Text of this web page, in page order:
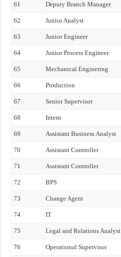
61 Deputy Branch Manager
62 Junior Analyst
63 Junior Engineer
64 Junior Process Engineer
65 Mechanical Enginering
66 Production
67 Senior Supervisor
68 Intern
69 Assistant Business Analyst
70 Assistant Controller
71 Assistant Controller
72 BPS
73 Change Agent
74 IT
75 Legal and Relations Analyst
76 Operational Supervisor